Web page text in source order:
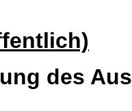
des